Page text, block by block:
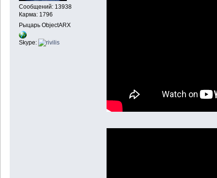
Сообщений: 13938
Карма: 1796
Рыцарь ObjectARX
Skype: